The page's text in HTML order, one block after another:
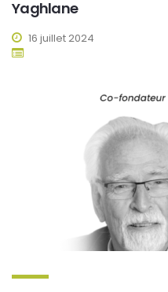
Yaghlane
16 juillet 2024